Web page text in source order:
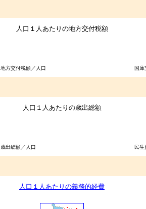
人口１人あたりの地方交付税額
地方交付税額／人口 国庫
人口１人あたりの歳出総額
歳出総額／人口 民生
人口１人あたりの義務的経費